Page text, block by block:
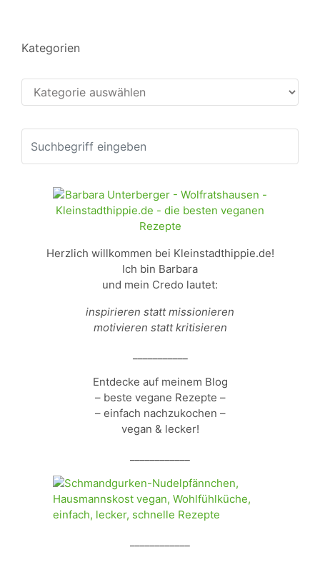
Kategorien
Kategorien
Herzlich willkommen bei Kleinstadthippie.de!
Ich bin Barbara
und mein Credo lautet:
inspirieren statt missionieren
motivieren statt kritisieren
Entdecke auf meinem Blog
– beste vegane Rezepte –
– einfach nachzukochen –
vegan & lecker!